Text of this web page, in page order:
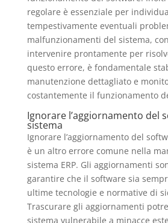
regolare è essenziale per
tempestivamente eventuali
malfunzionamenti del sistema,
intervenire prontamente per
questo errore, è fondamentale
manutenzione dettagliato e
costantemente il funzionamento
Ignorare l’aggiornamento del
sistema
Ignorare l’aggiornamento del
è un altro errore comune nella
sistema ERP. Gli aggiornamenti
garantire che il software sia
ultime tecnologie e normative di
Trascurare gli aggiornamenti
sistema vulnerabile a minacce